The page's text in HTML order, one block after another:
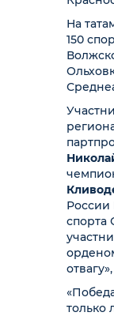
На
150
России
спорта
отвагу»,
только